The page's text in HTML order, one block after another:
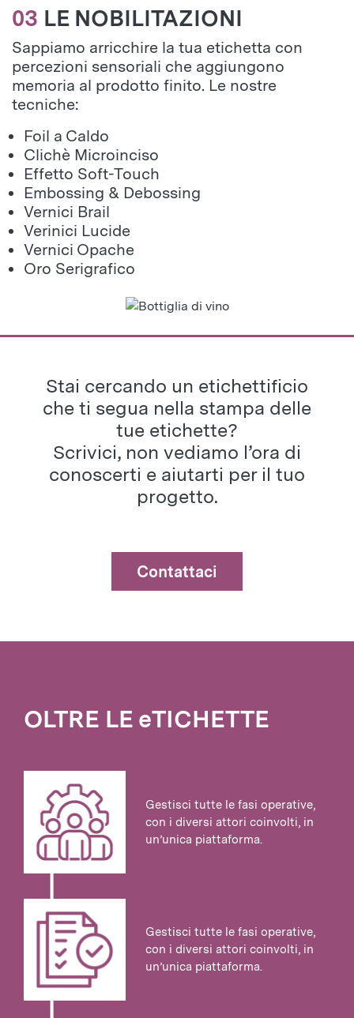
03 LE NOBILITAZIONI
Sappiamo arricchire la tua etichetta con
percezioni sensoriali che aggiungono
memoria al prodotto finito. Le nostre
tecniche:
Foil a Caldo
Clichè Microinciso
Effetto Soft-Touch
Embossing & Debossing
Vernici Brail
Verinici Lucide
Vernici Opache
Oro Serigrafico
Stai cercando un etichettificio
che ti segua nella stampa delle
tue etichette?
Scrivici, non vediamo l’ora di
conoscerti e aiutarti per il tuo
progetto.
Contattaci
OLTRE LE eTICHETTE
Gestisci tutte le fasi operative,
con i diversi attori coinvolti, in
un’unica piattaforma.
Gestisci tutte le fasi operative,
con i diversi attori coinvolti, in
un’unica piattaforma.